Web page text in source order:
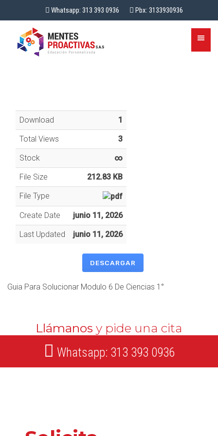
Whatsapp: 313 393 0936 Pbx: 3133930936
Download 1
Total Views 3
Stock ∞
File Size 212.83 KB
File Type
Create Date junio 11, 2026
Last Updated junio 11, 2026
DESCARGAR
Guia Para Solucionar Modulo 6 De Ciencias 1°
Llámanos y pide una cita
Whatsapp: 313 393 0936